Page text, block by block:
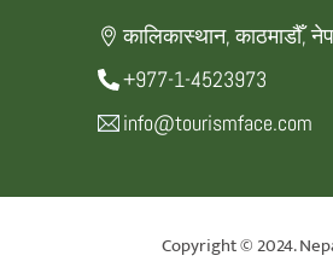
कालिकास्थान, काठमाडौँ,
+977-1-4523973
info@tourismface.com
Copyright © 2024.